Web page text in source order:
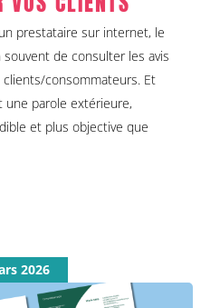
prestataire sur internet, le
de consulter les avis
consommateurs. Et
une parole extérieure,
et plus objective que
2026